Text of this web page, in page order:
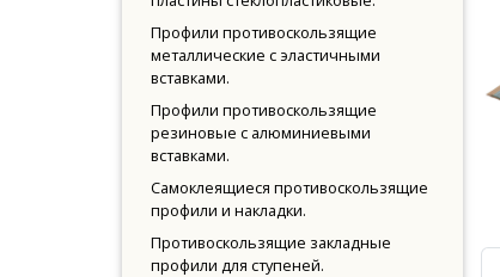
Профили противоскользящие
металлические с эластичными
вставками.
Профили противоскользящие
резиновые с алюминиевыми
вставками.
Самоклеящиеся противоскользящие
профили и накладки.
Противоскользящие закладные
профили для ступеней.